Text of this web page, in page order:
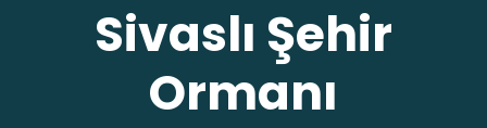
Sivaslı Şehir
Ormanı